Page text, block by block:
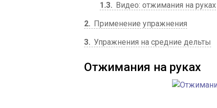
1.3
Видео: отжимания на руках
2
Применение упражнения
3 Упражнения на средние дельты
Отжимания на руках